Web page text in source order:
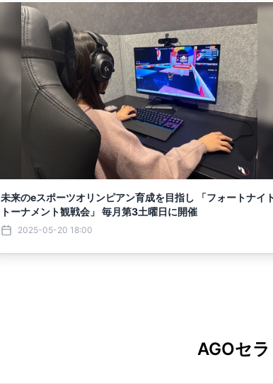
未来のeスポーツオリンピアン育成を目指し 「フォートナイ
トーナメント観戦会」 毎月第3土曜日に開催
2025-05-20 18:00
AGOセ